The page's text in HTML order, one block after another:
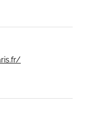
écoute, une
sur mesure.
plutôt que la
un protocole